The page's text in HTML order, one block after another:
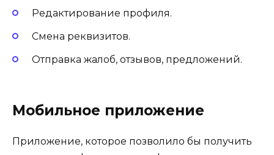
Редактирование профиля.
Смена реквизитов.
Отправка жалоб, отзывов, предложений.
Мобильное приложение
Приложение, которое позволило бы получить